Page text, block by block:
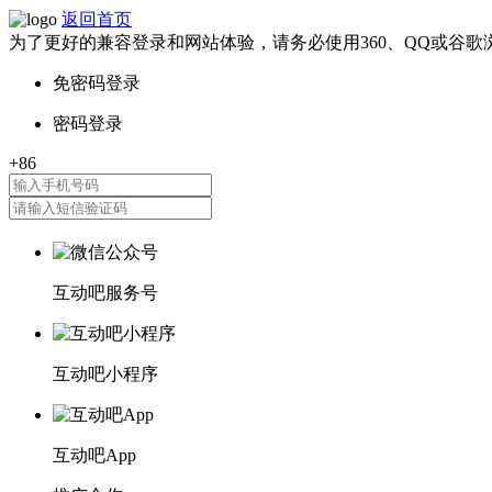
返回首页
为了更好的兼容登录和网站体验，请务必使用360、QQ或谷歌
互动吧服务号
互动吧小程序
互动吧App